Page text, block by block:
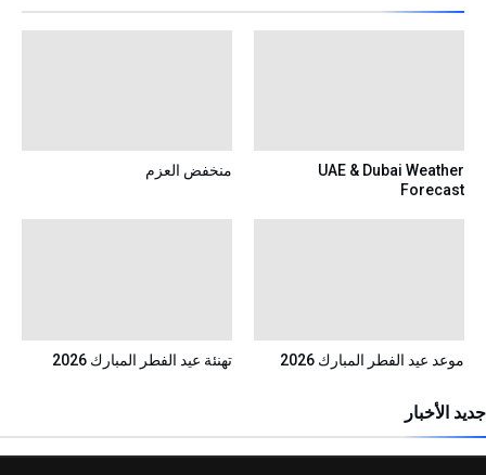
منخفض العزم
UAE & Dubai Weather
Forecast
تهنئة عيد الفطر المبارك 2026 موعد عيد الفطر المبارك 2026
جديد الأخبار